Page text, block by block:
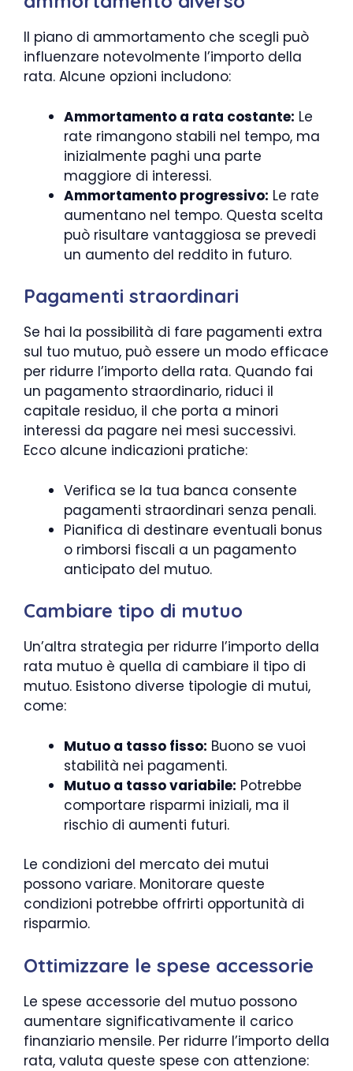
Il piano di ammortamento che scegli può
influenzare notevolmente l’importo della
rata. Alcune opzioni includono:
Ammortamento a rata costante: Le
rate rimangono stabili nel tempo, ma
inizialmente paghi una parte
maggiore di interessi.
Ammortamento progressivo: Le rate
aumentano nel tempo. Questa scelta
può risultare vantaggiosa se prevedi
un aumento del reddito in futuro.
Pagamenti straordinari
Se hai la possibilità di fare pagamenti extra
sul tuo mutuo, può essere un modo efficace
per ridurre l’importo della rata. Quando fai
un pagamento straordinario, riduci il
capitale residuo, il che porta a minori
interessi da pagare nei mesi successivi.
Ecco alcune indicazioni pratiche:
Verifica se la tua banca consente
pagamenti straordinari senza penali.
Pianifica di destinare eventuali bonus
o rimborsi fiscali a un pagamento
anticipato del mutuo.
Cambiare tipo di mutuo
Un’altra strategia per ridurre l’importo della
rata mutuo è quella di cambiare il tipo di
mutuo. Esistono diverse tipologie di mutui,
come:
Mutuo a tasso fisso: Buono se vuoi
stabilità nei pagamenti.
Mutuo a tasso variabile: Potrebbe
comportare risparmi iniziali, ma il
rischio di aumenti futuri.
Le condizioni del mercato dei mutui
possono variare. Monitorare queste
condizioni potrebbe offrirti opportunità di
risparmio.
Ottimizzare le spese accessorie
Le spese accessorie del mutuo possono
aumentare significativamente il carico
finanziario mensile. Per ridurre l’importo della
rata, valuta queste spese con attenzione: